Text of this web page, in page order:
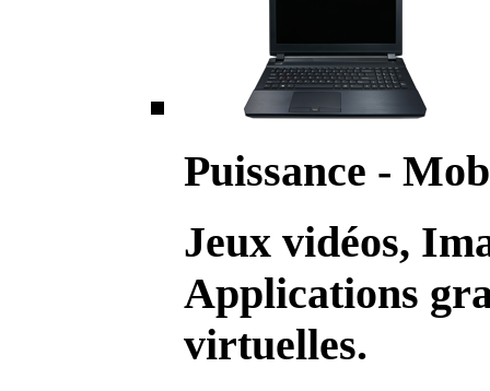
Puissance -
Jeux vidéos,
Applications
virtuelles.